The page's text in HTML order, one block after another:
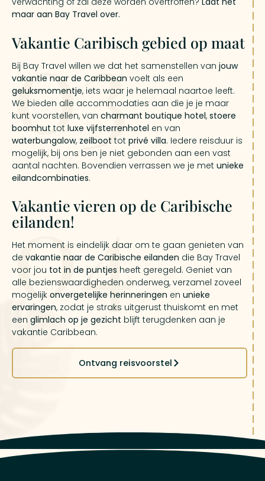
maar aan Bay Travel over.
03
Vakantie Caribisch gebied op maat
Bij Bay Travel willen we dat het samenstellen van jouw
vakantie naar de Caribbean voelt als een
geluksmomentje, iets waar je helemaal naartoe leeft.
We bieden alle accommodaties aan die je je maar
kunt voorstellen, van charmant boutique hotel, stoere
boomhut tot luxe vijfsterrenhotel en van
waterbungalow, zeilboot tot privé villa. Iedere reisduur is
mogelijk, bij ons ben je niet gebonden aan een vast
aantal nachten. Bovendien verrassen we je met unieke
eilandcombinaties.
04
Vakantie vieren op de Caribische
eilanden!
Het moment is eindelijk daar om te gaan genieten van
de vakantie naar de Caribische eilanden die Bay Travel
voor jou tot in de puntjes heeft geregeld. Geniet van
alle bezienswaardigheden onderweg, verzamel zoveel
mogelijk onvergetelijke herinneringen en unieke
ervaringen, zodat je straks uitgerust thuiskomt en met
een glimlach op je gezicht blijft terugdenken aan je
vakantie Caribbean.
Ontvang reisvoorstel